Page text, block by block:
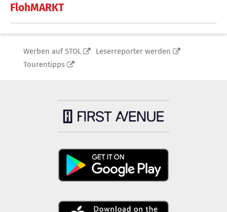
FlohMARKT
Werben auf STOL
Leserreporter werden
Tourentipps